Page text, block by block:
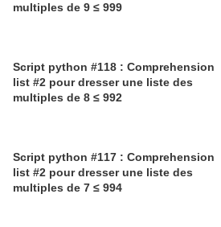
multiples de 9 ≤ 999
Script python #118 : Comprehension
list #2 pour dresser une liste des
multiples de 8 ≤ 992
Script python #117 : Comprehension
list #2 pour dresser une liste des
multiples de 7 ≤ 994